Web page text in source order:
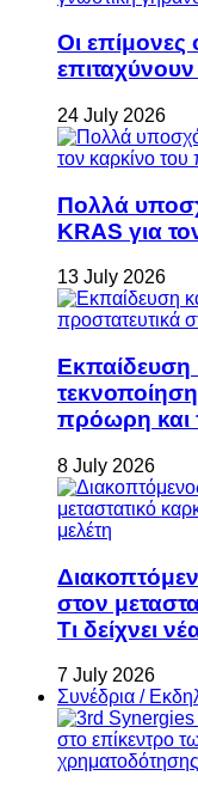
Οι επίμονες
24 July 2026
Πολλά
KRAS για
13 July 2026
Εκπαίδευση
πρόωρη και
8 July 2026
στον
Τι δείχνει
7 July 2026
Συνέδρια /